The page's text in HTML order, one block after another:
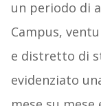
un periodo di
Campus,
e distretto di
evidenziato